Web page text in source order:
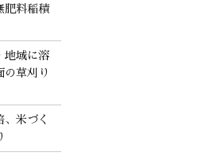
肥料稲積
地域に溶
の草刈り
、米づく